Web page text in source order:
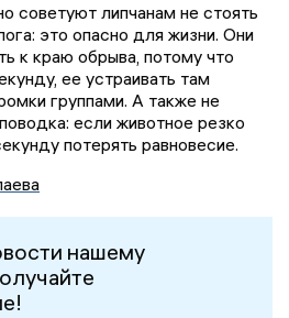
советуют липчанам не стоять
это опасно для жизни. Они
к краю обрыва, потому что
ее устраивать там
группами. А также не
если животное резко
потерять равновесие.
нашему